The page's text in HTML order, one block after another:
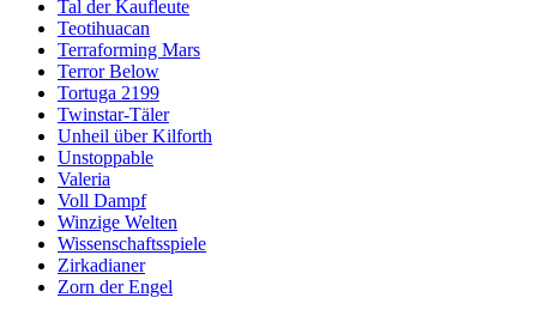
Tal der Kaufleute
Teotihuacan
Terraforming Mars
Terror Below
Tortuga 2199
Twinstar-Täler
Unheil über Kilforth
Unstoppable
Valeria
Voll Dampf
Winzige Welten
Wissenschaftsspiele
Zirkadianer
Zorn der Engel